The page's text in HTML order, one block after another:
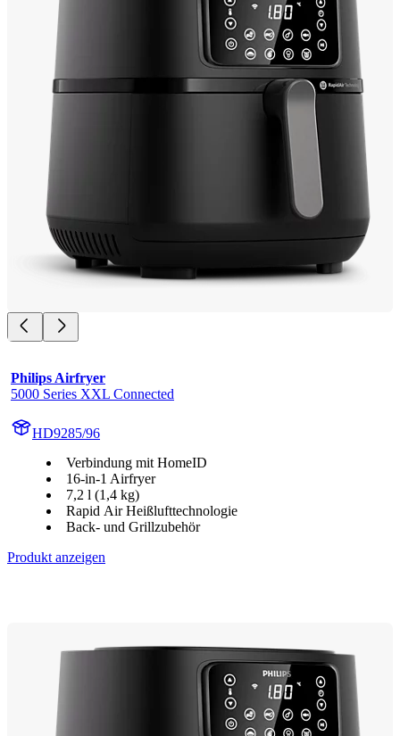
Philips Airfryer
5000 Series XXL Connected
HD9285/96
Verbindung mit HomeID
16-in-1 Airfryer
7,2 l (1,4 kg)
Rapid Air Heißlufttechnologie
Back- und Grillzubehör
Produkt anzeigen